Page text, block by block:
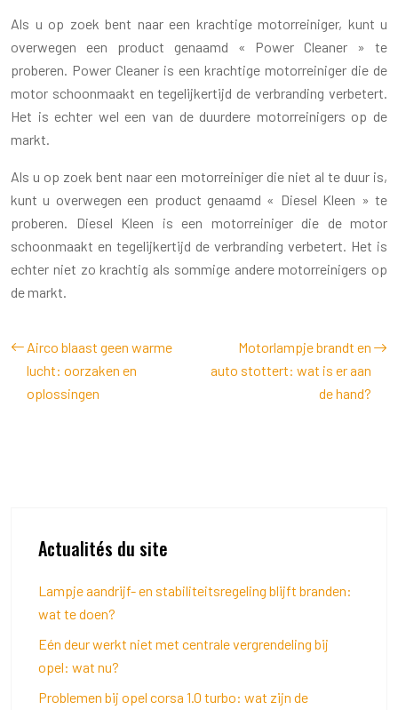
Als u op zoek bent naar een krachtige motorreiniger, kunt u
overwegen een product genaamd « Power Cleaner » te
proberen. Power Cleaner is een krachtige motorreiniger die de
motor schoonmaakt en tegelijkertijd de verbranding verbetert.
Het is echter wel een van de duurdere motorreinigers op de
markt.
Als u op zoek bent naar een motorreiniger die niet al te duur is,
kunt u overwegen een product genaamd « Diesel Kleen » te
proberen. Diesel Kleen is een motorreiniger die de motor
schoonmaakt en tegelijkertijd de verbranding verbetert. Het is
echter niet zo krachtig als sommige andere motorreinigers op
de markt.
Airco blaast geen warme
lucht: oorzaken en
oplossingen
Motorlampje brandt en
auto stottert: wat is er aan
de hand?
Actualités du site
Lampje aandrijf- en stabiliteitsregeling blijft branden:
wat te doen?
Eén deur werkt niet met centrale vergrendeling bij
opel: wat nu?
Problemen bij opel corsa 1.0 turbo: wat zijn de